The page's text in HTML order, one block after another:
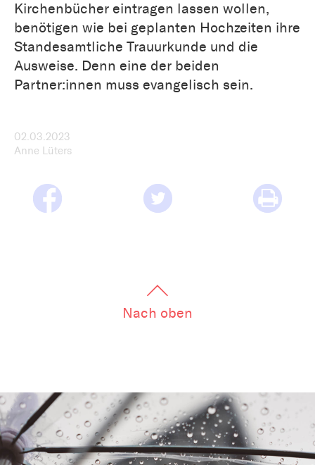
Kirchenbücher eintragen lassen wollen,
benötigen wie bei geplanten Hochzeiten ihre
Standesamtliche Trauurkunde und die
Ausweise. Denn eine der beiden
Partner:innen muss evangelisch sein.
02.03.2023
Anne Lüters
Nach oben